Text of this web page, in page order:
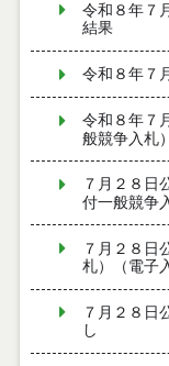
令和８年７
結果
令和８年７
令和８年７
般競争入札）
７月２８
付一般競争
７月２８日
札）（電子
７月２８
し